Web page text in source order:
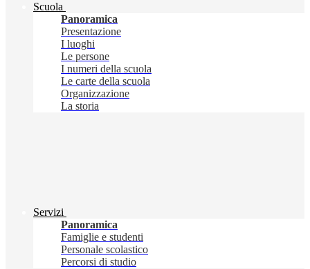
Scuola
Panoramica
Presentazione
I luoghi
Le persone
I numeri della scuola
Le carte della scuola
Organizzazione
La storia
Servizi
Panoramica
Famiglie e studenti
Personale scolastico
Percorsi di studio